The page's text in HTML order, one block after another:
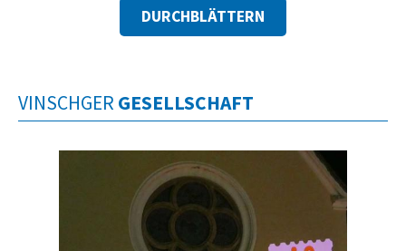
DURCHBLÄTTERN
VINSCHGER GESELLSCHAFT